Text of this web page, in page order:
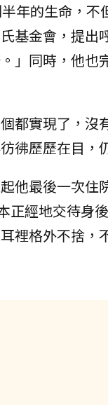
年的生命，不
基金會，提出
」同時，他也
都實現了，沒
彿歷歷在目，
他最後一次住
正經地交待身
裡格外不捨，